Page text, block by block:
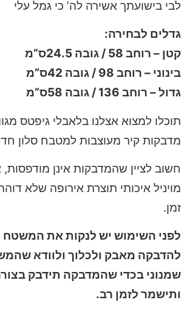
לבי בישועתך אשירה לה’ כי גמל עלי
גדלים לבחירה:
קטן – רוחב 58 / גובה 24.5ס”מ
בינוני – רוחב 98 / גובה 42ס”מ
גדול – רוחב 136 / גובה 58ס”מ
תוכלו למצוא אצלנו בלאבלי גיפטס
מדבקות קיר מעוצבות למטבח סלון
חשוב לציין שהמדבקות אינן
מויניל איכותי תוצרת אירופה שלא
זמן.
לפני השימוש יש לנקות את המשטח
להדבקה מאבק ולכלוך ולוודא
שמנוני בכדי שהמדבקה תידבק
ותישמר לזמן רב.